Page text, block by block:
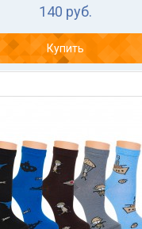
140 руб.
Купить